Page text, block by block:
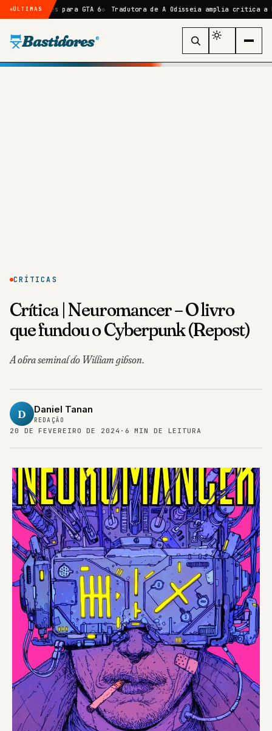
ÚLTIMAS
para GTA 6 Tradutora de A Odisseia amplia crítica a Nolan e gera
Bastidores ®
CRÍTICAS
Crítica | Neuromancer – O livro
que fundou o Cyberpunk (Repost)
A obra seminal do William gibson.
D Daniel Tanan
REDAÇÃO
20 DE FEVEREIRO DE 2024 · 6 MIN DE LEITURA